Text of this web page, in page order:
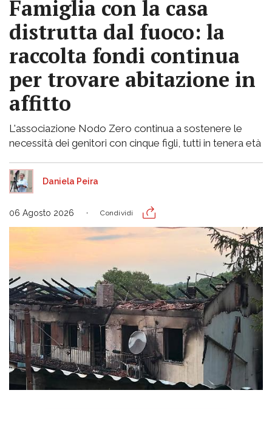
Famiglia con la casa
distrutta dal fuoco: la
raccolta fondi continua
per trovare abitazione in
affitto
L'associazione Nodo Zero continua a sostenere le
necessità dei genitori con cinque figli, tutti in tenera età
Daniela Peira
06 Agosto 2026 Condividi